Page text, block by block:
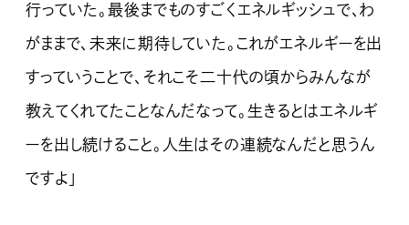
行っていた。最後までものすごくエネルギッシュで、わ
がままで、未来に期待していた。これがエネルギーを出
すっていうことで、それこそ二十代の頃からみんなが
教えてくれてたことなんだなって。生きるとはエネルギ
ーを出し続けること。人生はその連続なんだと思うん
ですよ」